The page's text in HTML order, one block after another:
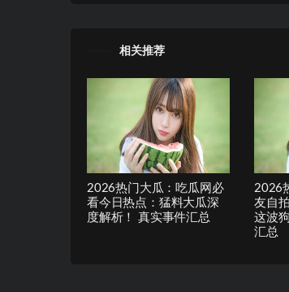
相关推荐
2026热门大瓜：吃瓜网必
看今日热点：猛料大瓜深
度解析！ 真实事件汇总
2026
友自
这波
汇总